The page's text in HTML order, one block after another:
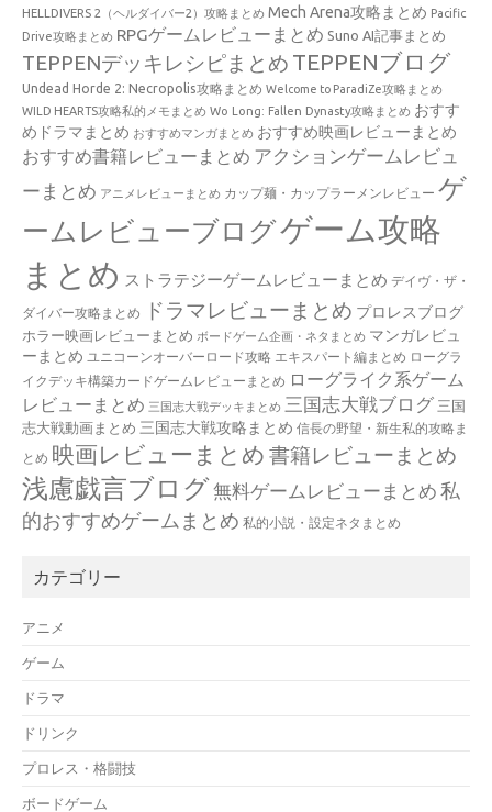
HELLDIVERS 2（ヘルダイバー2）攻略まとめ Mech Arena攻略まとめ Pacific
Drive攻略まとめ RPGゲームレビューまとめ Suno AI記事まとめ
TEPPENデッキレシピまとめ TEPPENブログ
Undead Horde 2: Necropolis攻略まとめ Welcome to ParadiZe攻略まとめ
WILD HEARTS攻略私的メモまとめ Wo Long: Fallen Dynasty攻略まとめ おすす
めドラマまとめ おすすめマンガまとめ おすすめ映画レビューまとめ
おすすめ書籍レビューまとめ アクションゲームレビュ
ーまとめ アニメレビューまとめ カップ麺・カップラーメンレビュー ゲ
ームレビューブログゲーム攻略
まとめ ストラテジーゲームレビューまとめ デイヴ・ザ・
ダイバー攻略まとめ ドラマレビューまとめ プロレスブログ
ホラー映画レビューまとめ ボードゲーム企画・ネタまとめ マンガレビュ
ーまとめ ユニコーンオーバーロード攻略 エキスパート編まとめ ローグラ
イクデッキ構築カードゲームレビューまとめ ローグライク系ゲーム
レビューまとめ 三国志大戦デッキまとめ 三国志大戦ブログ 三国
志大戦動画まとめ 三国志大戦攻略まとめ 信長の野望・新生私的攻略ま
とめ 映画レビューまとめ 書籍レビューまとめ
浅慮戯言ブログ無料ゲームレビューまとめ 私
的おすすめゲームまとめ 私的小説・設定ネタまとめ
カテゴリー
アニメ
ゲーム
ドラマ
ドリンク
プロレス・格闘技
ボードゲーム